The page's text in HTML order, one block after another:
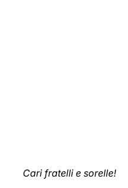
Cari fratelli e sorelle!